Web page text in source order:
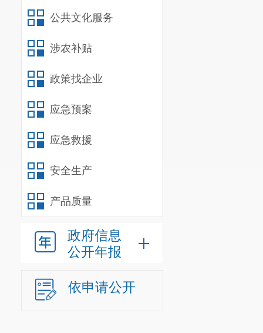
公共文化服务
涉农补贴
政策找企业
应急预案
应急救援
安全生产
产品质量
政府信息
公开年报
依申请公开